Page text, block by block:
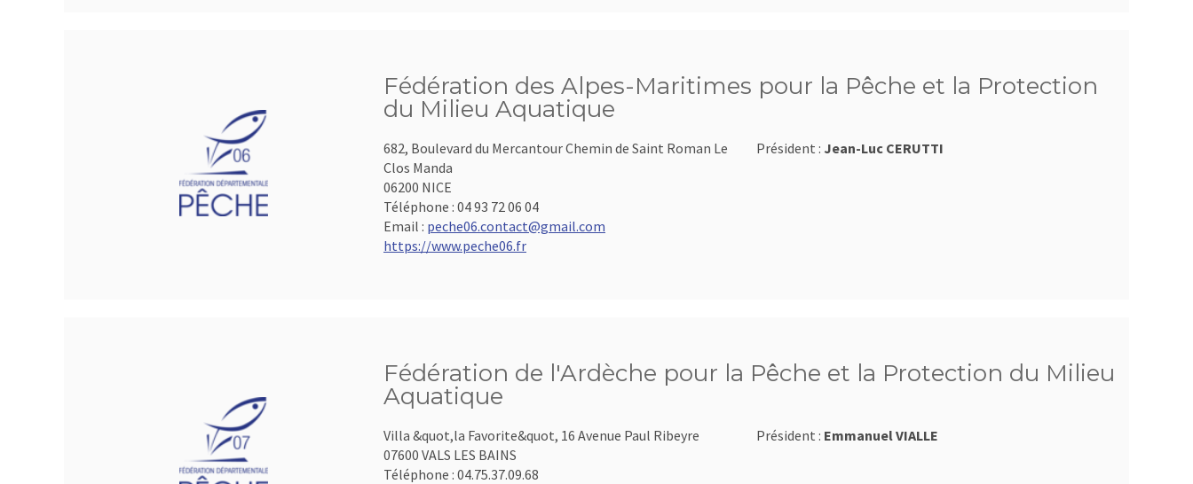
Fédération des Alpes-Maritimes pour la Pêche et la Protection
du Milieu Aquatique
682, Boulevard du Mercantour Chemin de Saint Roman Le
Clos Manda
06200 NICE
Téléphone : 04 93 72 06 04
Email : peche06.contact@gmail.com
https://www.peche06.fr
Président : Jean-Luc CERUTTI
Fédération de l'Ardèche pour la Pêche et la Protection du Milieu
Aquatique
Villa &quot,la Favorite&quot, 16 Avenue Paul Ribeyre
07600 VALS LES BAINS
Téléphone : 04.75.37.09.68
Président : Emmanuel VIALLE